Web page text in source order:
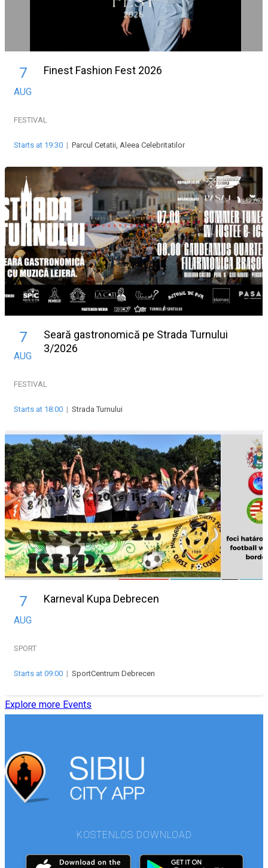
7
AUG
Finest Fashion Fest 2026
FESTIVAL
Starts at 19:30 | Parcul Cetatii, Aleea Celebritatilor
7
AUG
Seară gastronomică pe Strada Turnului
3/2026
FESTIVAL
Starts at 18:00 | Strada Turnului
7
AUG
Karneval Kupa Debrecen
SPORT
Starts at 09:00 | SportCentrum Debrecen
Explore more Events
KOSTENLOS DOWNLOAD